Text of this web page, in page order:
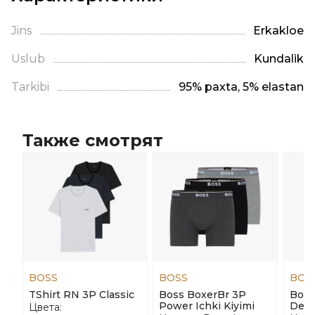
Jins Erkaklое
Uslub Kundalik
Tarkibi 95% paxta, 5% elastan
Также смотрят
BOSS
TShirt RN 3P Classic
Цвета:
BOSS
Boss BoxerBr 3P
Power Ichki Kiyimi
Des